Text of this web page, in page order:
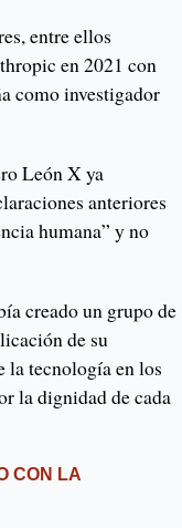
entre ellos
en 2021 con
como investigador
León X ya
anteriores
humana” y no
creado un grupo de
de su
la tecnología en los
la dignidad de cada
CON LA